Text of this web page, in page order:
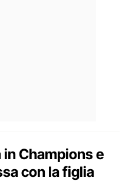
Champions e
con la figlia